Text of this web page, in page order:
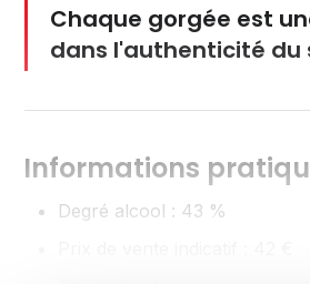
Chaque gorgée est
dans l'authenticité du
Informations
Degré alcool : 43 %